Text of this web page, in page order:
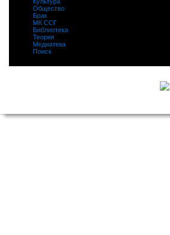
Общество
Брак
МК ССГ
Библиотека
Теория
Медиатека
Поиск